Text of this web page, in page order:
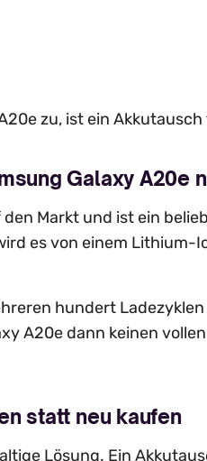
zu, ist ein
Galaxy A20e
Markt und ist ein
es von einem Lithium-
hundert Ladezyklen
A20e dann keinen
statt neu kaufen
Lösung. Ein